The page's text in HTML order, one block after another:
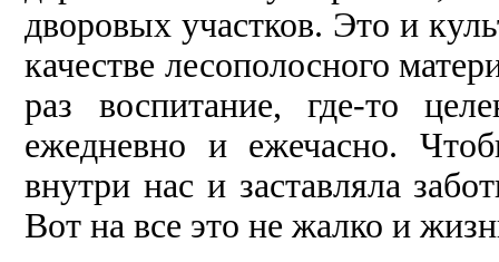
дворовых участков. Это и
качестве лесополосного
раз воспитание, где-то
ежедневно и ежечасно.
внутри нас и заставляла
Вот на все это не жалко и